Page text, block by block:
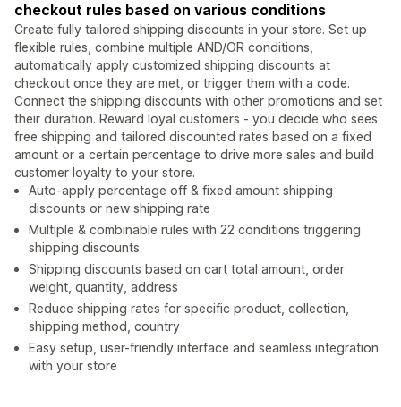
checkout rules based on various conditions
Create fully tailored shipping discounts in your store. Set up
flexible rules, combine multiple AND/OR conditions,
automatically apply customized shipping discounts at
checkout once they are met, or trigger them with a code.
Connect the shipping discounts with other promotions and set
their duration. Reward loyal customers - you decide who sees
free shipping and tailored discounted rates based on a fixed
amount or a certain percentage to drive more sales and build
customer loyalty to your store.
Auto-apply percentage off & fixed amount shipping
discounts or new shipping rate
Multiple & combinable rules with 22 conditions triggering
shipping discounts
Shipping discounts based on cart total amount, order
weight, quantity, address
Reduce shipping rates for specific product, collection,
shipping method, country
Easy setup, user-friendly interface and seamless integration
with your store